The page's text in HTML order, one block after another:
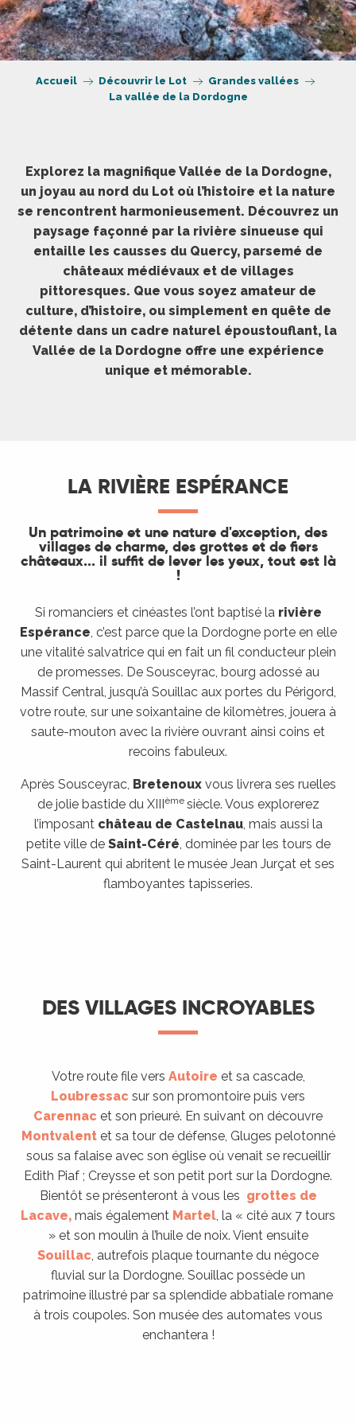
Accueil Découvrir le Lot
Grandes vallées
La vallée de la Dordogne
Explorez la magnifique Vallée de la Dordogne,
un joyau au nord du Lot où l’histoire et la nature
se rencontrent harmonieusement. Découvrez un
paysage façonné par la rivière sinueuse qui
entaille les causses du Quercy, parsemé de
châteaux médiévaux et de villages
pittoresques. Que vous soyez amateur de
culture, d’histoire, ou simplement en quête de
détente dans un cadre naturel époustouflant, la
Vallée de la Dordogne offre une expérience
unique et mémorable.
LA RIVIÈRE ESPÉRANCE
Un patrimoine et une nature d'exception, des
villages de charme, des grottes et de fiers
châteaux... il suffit de lever les yeux, tout est là
!
Si romanciers et cinéastes l’ont baptisé la rivière
Espérance, c’est parce que la Dordogne porte en elle
une vitalité salvatrice qui en fait un fil conducteur plein
de promesses. De Sousceyrac, bourg adossé au
Massif Central, jusqu’à Souillac aux portes du Périgord,
votre route, sur une soixantaine de kilomètres, jouera à
saute-mouton avec la rivière ouvrant ainsi coins et
recoins fabuleux.
Après Sousceyrac, Bretenouxvous livrera ses ruelles
de jolie bastide du XIIIème siècle. Vous explorerez
l’imposant château de Castelnau, mais aussi la
petite ville de Saint-Céré, dominée par les tours de
Saint-Laurent qui abritent le musée Jean Jurçat et ses
flamboyantes tapisseries.
DES VILLAGES INCROYABLES
Votre route file vers Autoire et sa cascade,
Loubressac sur son promontoire puis vers
Carennac et son prieuré. En suivant on découvre
Montvalentet sa tour de défense, Gluges pelotonné
sous sa falaise avec son église où venait se recueillir
Edith Piaf ; Creysse et son petit port sur la Dordogne.
Bientôt se présenteront à vous les grottes de
Lacave, mais également Martel, la « cité aux 7 tours
» et son moulin à l’huile de noix. Vient ensuite
Souillac, autrefois plaque tournante du négoce
fluvial sur la Dordogne. Souillac possède un
patrimoine illustré par sa splendide abbatiale romane
à trois coupoles. Son musée des automates vous
enchantera !